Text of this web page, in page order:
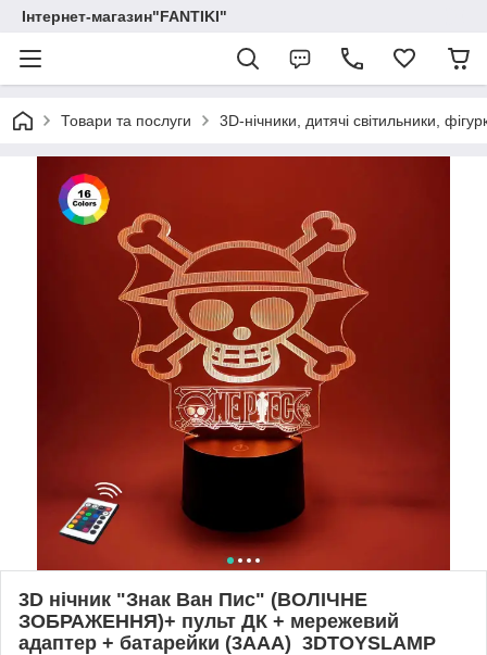
Інтернет-магазин"FANTIKI"
Товари та послуги 3D-нічники, дитячі світильники,
3D нічник "Знак Ван Пис" (ВОЛІЧНЕ
ЗОБРАЖЕННЯ)+ пульт ДК + мережевий
адаптер + батарейки (3ААА) 3DTOYSLAMP